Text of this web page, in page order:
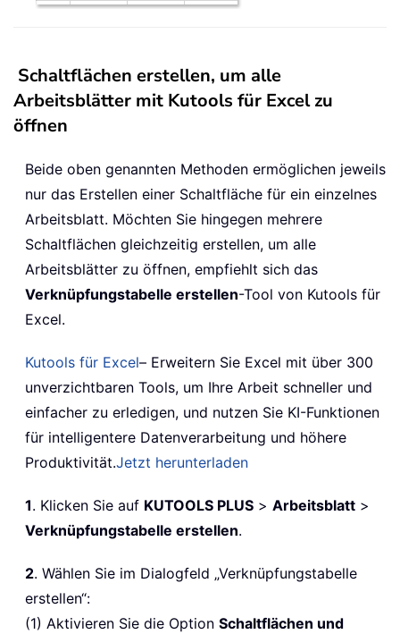
Schaltflächen erstellen, um alle
Arbeitsblätter mit Kutools für Excel zu
öffnen
Beide oben genannten Methoden ermöglichen jeweils
nur das Erstellen einer Schaltfläche für ein einzelnes
Arbeitsblatt. Möchten Sie hingegen mehrere
Schaltflächen gleichzeitig erstellen, um alle
Arbeitsblätter zu öffnen, empfiehlt sich das
Verknüpfungstabelle erstellen-Tool von Kutools für
Excel.
Kutools für Excel– Erweitern Sie Excel mit über 300
unverzichtbaren Tools, um Ihre Arbeit schneller und
einfacher zu erledigen, und nutzen Sie KI-Funktionen
für intelligentere Datenverarbeitung und höhere
Produktivität.Jetzt herunterladen
1. Klicken Sie auf KUTOOLS PLUS > Arbeitsblatt >
Verknüpfungstabelle erstellen.
2. Wählen Sie im Dialogfeld „Verknüpfungstabelle
erstellen“:
(1) Aktivieren Sie die Option Schaltflächen und